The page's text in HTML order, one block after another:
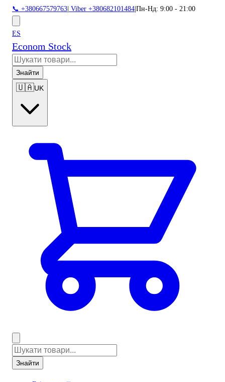
📞 +380667579763 Viber +380682101484 Пн-Нд: 9:00 - 21:00
ES
Econom Stock
Знайти
🇺🇦UK
Знайти